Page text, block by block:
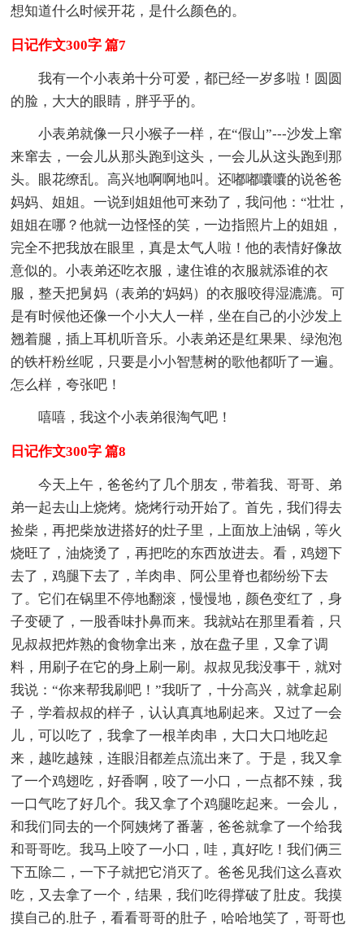
想知道什么时候开花，是什么颜色的。
日记作文300字 篇7
我有一个小表弟十分可爱，都已经一岁多啦！圆圆
的脸，大大的眼睛，胖乎乎的。
小表弟就像一只小猴子一样，在“假山”---沙发上窜
来窜去，一会儿从那头跑到这头，一会儿从这头跑到那
头。眼花缭乱。高兴地啊啊地叫。还嘟嘟囔囔的说爸爸
妈妈、姐姐。一说到姐姐他可来劲了，我问他：“壮壮，
姐姐在哪？他就一边怪怪的笑，一边指照片上的姐姐，
完全不把我放在眼里，真是太气人啦！他的表情好像故
意似的。小表弟还吃衣服，逮住谁的衣服就添谁的衣
服，整天把舅妈（表弟的'妈妈）的衣服咬得湿漉漉。可
是有时候他还像一个小大人一样，坐在自己的小沙发上
翘着腿，插上耳机听音乐。小表弟还是红果果、绿泡泡
的铁杆粉丝呢，只要是小小智慧树的歌他都听了一遍。
怎么样，夸张吧！
嘻嘻，我这个小表弟很淘气吧！
日记作文300字 篇8
今天上午，爸爸约了几个朋友，带着我、哥哥、弟
弟一起去山上烧烤。烧烤行动开始了。首先，我们得去
捡柴，再把柴放进搭好的灶子里，上面放上油锅，等火
烧旺了，油烧烫了，再把吃的东西放进去。看，鸡翅下
去了，鸡腿下去了，羊肉串、阿公里脊也都纷纷下去
了。它们在锅里不停地翻滚，慢慢地，颜色变红了，身
子变硬了，一股香味扑鼻而来。我就站在那里看着，只
见叔叔把炸熟的食物拿出来，放在盘子里，又拿了调
料，用刷子在它的身上刷一刷。叔叔见我没事干，就对
我说：“你来帮我刷吧！”我听了，十分高兴，就拿起刷
子，学着叔叔的样子，认认真真地刷起来。又过了一会
儿，可以吃了，我拿了一根羊肉串，大口大口地吃起
来，越吃越辣，连眼泪都差点流出来了。于是，我又拿
了一个鸡翅吃，好香啊，咬了一小口，一点都不辣，我
一口气吃了好几个。我又拿了个鸡腿吃起来。一会儿，
和我们同去的一个阿姨烤了番薯，爸爸就拿了一个给我
和哥哥吃。我马上咬了一小口，哇，真好吃！我们俩三
下五除二，一下子就把它消灭了。爸爸见我们这么喜欢
吃，又去拿了一个，结果，我们吃得撑破了肚皮。我摸
摸自己的.肚子，看看哥哥的肚子，哈哈地笑了，哥哥也